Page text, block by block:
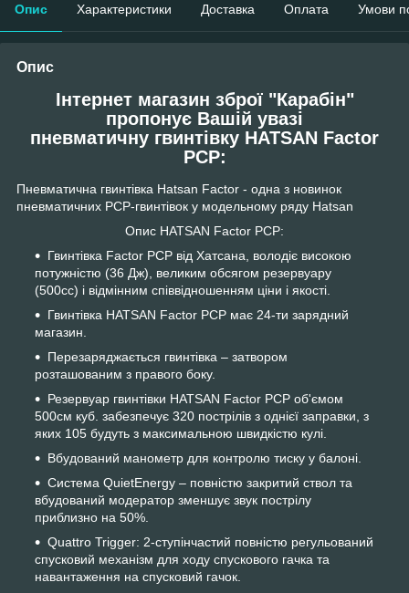
Опис Характеристики Доставка Оплата Умови
Опис
Інтернет магазин зброї "Карабін"
пропонує Вашій увазі
пневматичну гвинтівку HATSAN Factor
PCP:
Пневматична гвинтівка Hatsan Factor - одна з новинок
пневматичних РСР-гвинтівок у модельному ряду Hatsan
Опис HATSAN Factor PCP:
Гвинтівка Factor PCP від ​​Хатсана, володіє високою
потужністю (36 Дж), великим обсягом резервуару
(500сс) і відмінним співвідношенням ціни і якості.
Гвинтівка HATSAN Factor PCP має 24-ти зарядний
магазин.
Перезаряджається гвинтівка – затвором
розташованим з правого боку.
Резервуар гвинтівки HATSAN Factor PCP об'ємом
500см куб. забезпечує 320 пострілів з однієї заправки, з
яких 105 будуть з максимальною швидкістю кулі.
Вбудований манометр для контролю тиску у балоні.
Система QuietEnergy – повністю закритий ствол та
вбудований модератор зменшує звук пострілу
приблизно на 50%.
Quattro Trigger: 2-ступінчастий повністю регульований
спусковий механізм для ходу спускового гачка та
навантаження на спусковий гачок.